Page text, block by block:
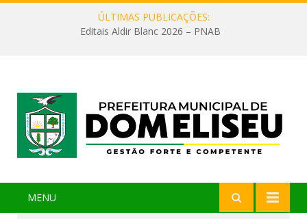
ÚLTIMAS PUBLICAÇÕES:
Editais Aldir Blanc 2026 – PNAB
MENU